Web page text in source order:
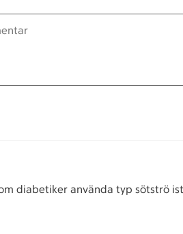
diabetiker använda typ sötströ